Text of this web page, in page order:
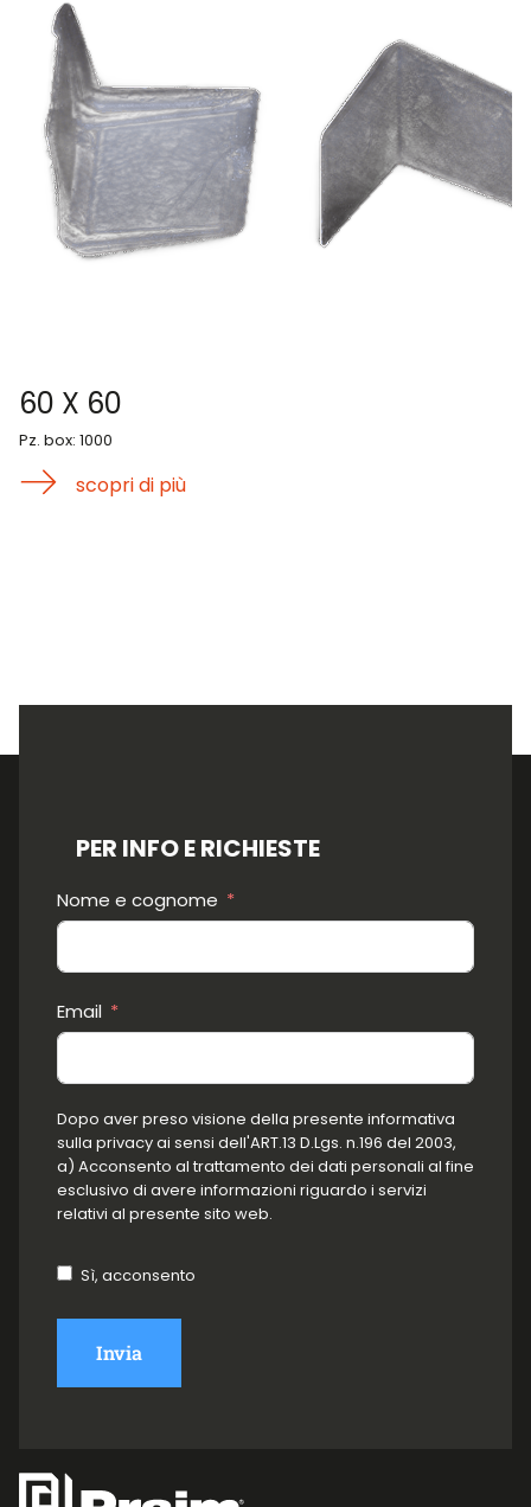
60 X 60
Pz. box: 1000
scopri di più
PER INFO E RICHIESTE
Nome e cognome
Email
Dopo aver preso visione della presente informativa
sulla privacy ai sensi dell'ART.13 D.Lgs. n.196 del 2003,
a) Acconsento al trattamento dei dati personali al fine
esclusivo di avere informazioni riguardo i servizi
relativi al presente sito web.
Sì, acconsento
Invia